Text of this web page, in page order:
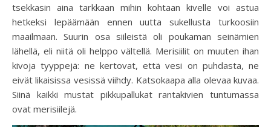
tsekkasin aina tarkkaan mihin kohtaan kivelle voi astua
hetkeksi lepäämään ennen uutta sukellusta turkoosiin
maailmaan. Suurin osa siileistä oli poukaman seinämien
lähellä, eli niitä oli helppo vältellä. Merisiilit on muuten ihan
kivoja tyyppejä: ne kertovat, että vesi on puhdasta, ne
eivät likaisissa vesissä viihdy. Katsokaapa alla olevaa kuvaa.
Siinä kaikki mustat pikkupallukat rantakivien tuntumassa
ovat merisiilejä.